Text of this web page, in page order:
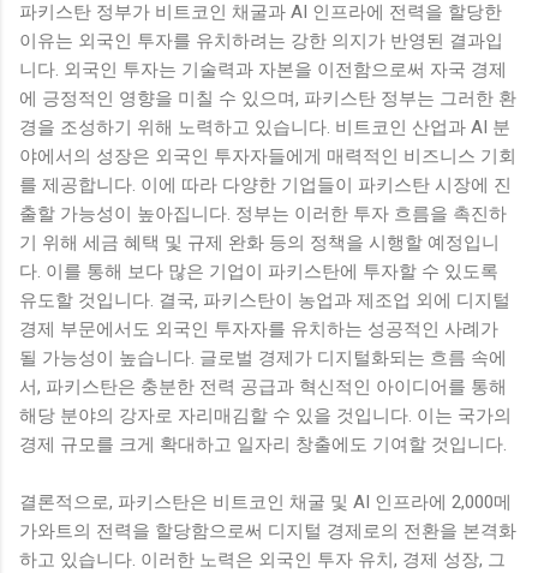
파키스탄 정부가 비트코인 채굴과 AI 인프라에 전력을 할당한
이유는 외국인 투자를 유치하려는 강한 의지가 반영된 결과입
니다. 외국인 투자는 기술력과 자본을 이전함으로써 자국 경제
에 긍정적인 영향을 미칠 수 있으며, 파키스탄 정부는 그러한 환
경을 조성하기 위해 노력하고 있습니다. 비트코인 산업과 AI 분
야에서의 성장은 외국인 투자자들에게 매력적인 비즈니스 기회
를 제공합니다. 이에 따라 다양한 기업들이 파키스탄 시장에 진
출할 가능성이 높아집니다. 정부는 이러한 투자 흐름을 촉진하
기 위해 세금 혜택 및 규제 완화 등의 정책을 시행할 예정입니
다. 이를 통해 보다 많은 기업이 파키스탄에 투자할 수 있도록
유도할 것입니다. 결국, 파키스탄이 농업과 제조업 외에 디지털
경제 부문에서도 외국인 투자자를 유치하는 성공적인 사례가
될 가능성이 높습니다. 글로벌 경제가 디지털화되는 흐름 속에
서, 파키스탄은 충분한 전력 공급과 혁신적인 아이디어를 통해
해당 분야의 강자로 자리매김할 수 있을 것입니다. 이는 국가의
경제 규모를 크게 확대하고 일자리 창출에도 기여할 것입니다.
결론적으로, 파키스탄은 비트코인 채굴 및 AI 인프라에 2,000메
가와트의 전력을 할당함으로써 디지털 경제로의 전환을 본격화
하고 있습니다. 이러한 노력은 외국인 투자 유치, 경제 성장, 그